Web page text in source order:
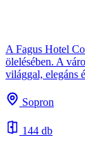
A Fagus Hotel
ölelésében. A
világgal, elegáns
Sopron
144 db